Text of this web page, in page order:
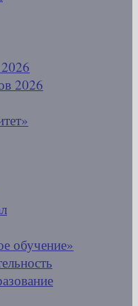
2026
обучение»